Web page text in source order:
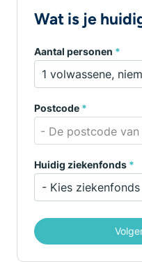
Wat is je
Aantal personen *
Postcode *
- De postcode
Huidig ziekenfonds *